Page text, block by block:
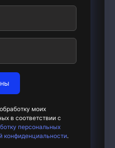
моих
в соответствии с
персональных
конфиденциальности.